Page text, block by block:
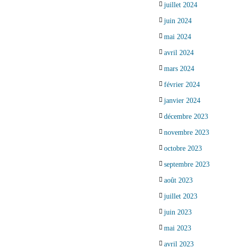
juillet 2024
juin 2024
mai 2024
avril 2024
mars 2024
février 2024
janvier 2024
décembre 2023
novembre 2023
octobre 2023
septembre 2023
août 2023
juillet 2023
juin 2023
mai 2023
avril 2023